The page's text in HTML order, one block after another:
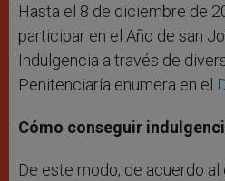
Hasta el 8 de diciembre de
participar en el Año de san
Indulgencia a través de
Penitenciaría enumera en el
Cómo conseguir
De este modo, de acuerdo